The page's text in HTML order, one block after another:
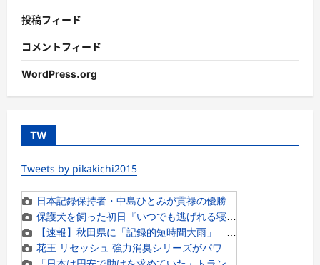
投稿フィード
コメントフィード
WordPress.org
TW
Tweets by pikakichi2015